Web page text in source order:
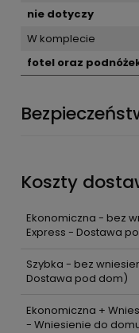
nie dotyczy
W komplecie
fotel oraz
Koszty
Ekonomiczna - bez
Express - Dostawa
Szybka - bez
Dostawa pod dom)
Ekonomiczna +
- Wniesienie do